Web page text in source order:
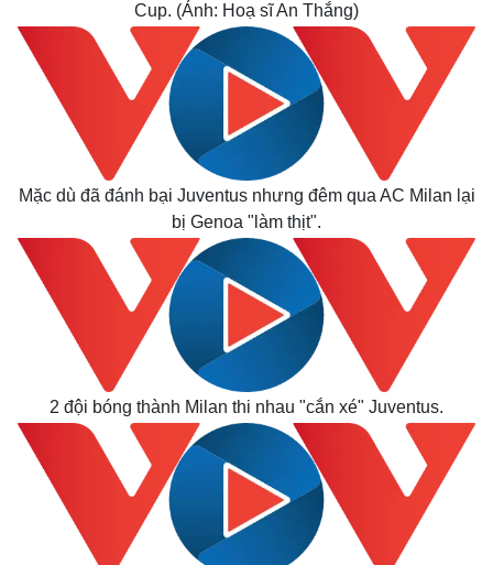
Kinh tế
Bất động sản
Khởi nghiệp
Thị trường
Giá vàng
Tiêu dùng
Tỷ giá
Cup. (Ảnh: Hoạ sĩ An Thắng)
Mặc dù đã đánh bại Juventus nhưng đêm qua AC Milan lại
bị Genoa "làm thịt".
2 đội bóng thành Milan thi nhau "cắn xé" Juventus.